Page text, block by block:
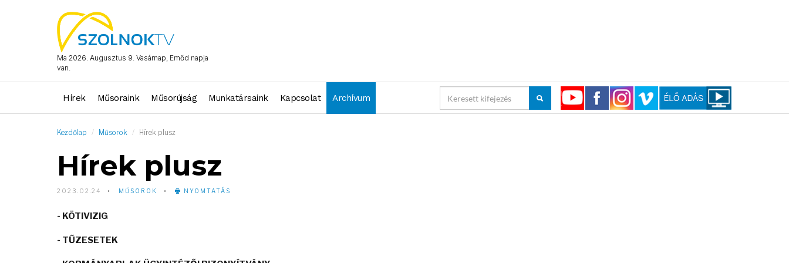
Ma 2026. Augusztus 9. Vasárnap, Emőd napja
van.
Hírek Műsoraink Műsorújság Munkatársaink Kapcsolat Archívum
Kezdőlap Műsorok Hírek plusz
Hírek plusz
2023.02.24 MŰSOROK NYOMTATÁS
- KÖTIVIZIG
- TŰZESETEK